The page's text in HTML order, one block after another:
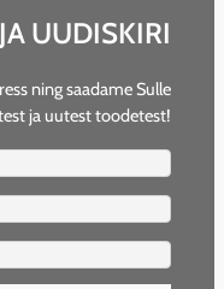
UUDISKIRI
ning saadame Sulle
ja uutest toodetest!